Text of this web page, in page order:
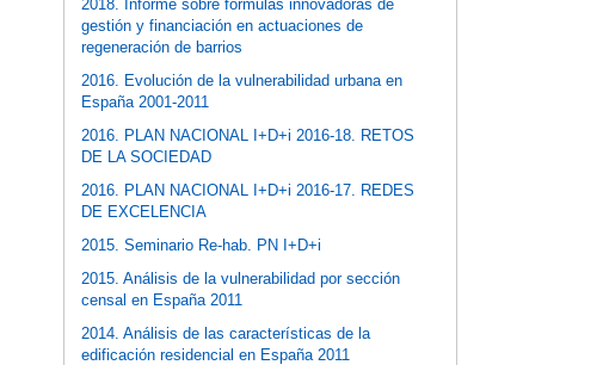
2018. Informe sobre formulas innovadoras de
gestión y financiación en actuaciones de
regeneración de barrios
2016. Evolución de la vulnerabilidad urbana en
España 2001-2011
2016. PLAN NACIONAL I+D+i 2016-18. RETOS
DE LA SOCIEDAD
2016. PLAN NACIONAL I+D+i 2016-17. REDES
DE EXCELENCIA
2015. Seminario Re-hab. PN I+D+i
2015. Análisis de la vulnerabilidad por sección
censal en España 2011
2014. Análisis de las características de la
edificación residencial en España 2011